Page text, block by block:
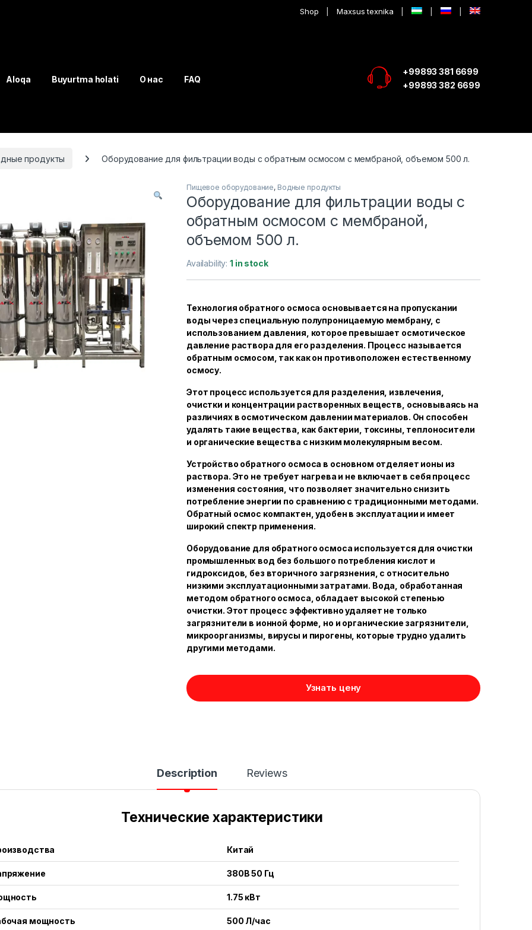
Shop Maxsus texnika
Aloqa Buyurtma holati О нас FAQ
+99893 381 6699
+99893 382 6699
продукты Оборудование для фильтрации воды с обратным осмосом с мембраной, объемом 500 л.
Пищевое оборудование, Водные продукты
Оборудование для фильтрации воды с
обратным осмосом с мембраной,
объемом 500 л.
Availability:1 in stock
Технология обратного осмоса основывается на пропускании
воды через специальную полупроницаемую мембрану, с
использованием давления, которое превышает осмотическое
давление раствора для его разделения. Процесс называется
обратным осмосом, так как он противоположен естественному
осмосу.
Этот процесс используется для разделения, извлечения,
очистки и концентрации растворенных веществ, основываясь на
различиях в осмотическом давлении материалов. Он способен
удалять такие вещества, как бактерии, токсины, теплоносители
и органические вещества с низким молекулярным весом.
Устройство обратного осмоса в основном отделяет ионы из
раствора. Это не требует нагрева и не включает в себя процесс
изменения состояния, что позволяет значительно снизить
потребление энергии по сравнению с традиционными методами.
Обратный осмос компактен, удобен в эксплуатации и имеет
широкий спектр применения.
Оборудование для обратного осмоса используется для очистки
промышленных вод без большого потребления кислот и
гидроксидов, без вторичного загрязнения, с относительно
низкими эксплуатационными затратами. Вода, обработанная
методом обратного осмоса, обладает высокой степенью
очистки. Этот процесс эффективно удаляет не только
загрязнители в ионной форме, но и органические загрязнители,
микроорганизмы, вирусы и пирогены, которые трудно удалить
другими методами.
Узнать цену
Description Reviews
Технические характеристики
Китай
380В 50 Гц
1.75 кВт
мощность 500 Л/час